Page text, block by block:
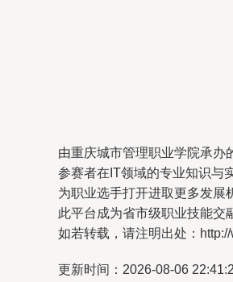
由重庆城市管理职业学院承办
参赛者在IT领域的专业知识与
为职业选手打开进取更多发展
此平台成为省市级职业技能交
如若转载，请注明出处：
更新时间：2026-08-06